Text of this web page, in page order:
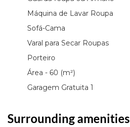
Máquina de Lavar Roupa
Sofá-Cama
Varal para Secar Roupas
Porteiro
Área - 60 (m²)
Garagem Gratuita 1
Surrounding amenities